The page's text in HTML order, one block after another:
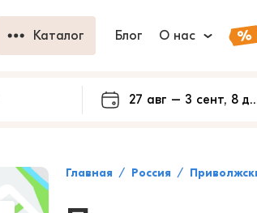
Каталог Блог О нас
Главная Россия Приволжский федеральный